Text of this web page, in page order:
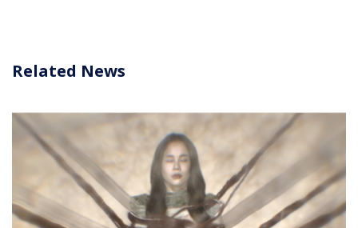
Related News